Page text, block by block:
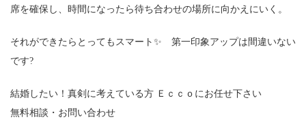
席を確保し、時間になったら待ち合わせの場所に向かえにいく。
それができたらとってもスマート✨ 第一印象アップは間違いない
です?
結婚したい！真剣に考えている方 Ｅｃｃｏにお任せ下さい
無料相談・お問い合わせ